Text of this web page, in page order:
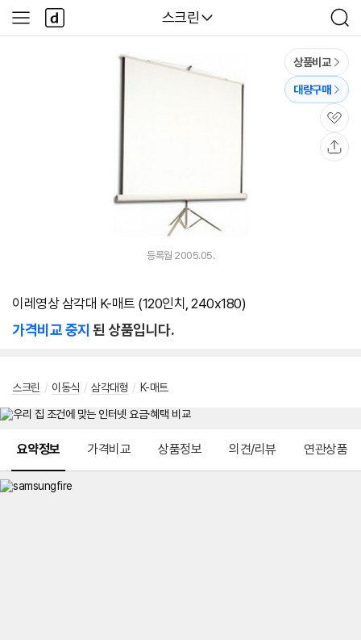
다나와
스크린
검
색
사
이
다
나
와
상품비교
대량구매
관
심
등록월 2005.05.
이레영상 삼각대 K-매트 (120인치, 240x180)
가격비교 중지 된 상품입니다.
스크린 / 이동식 / 삼각대형 / K-매트
요약정보 가격비교 상품정보 의견/리뷰 연관상품